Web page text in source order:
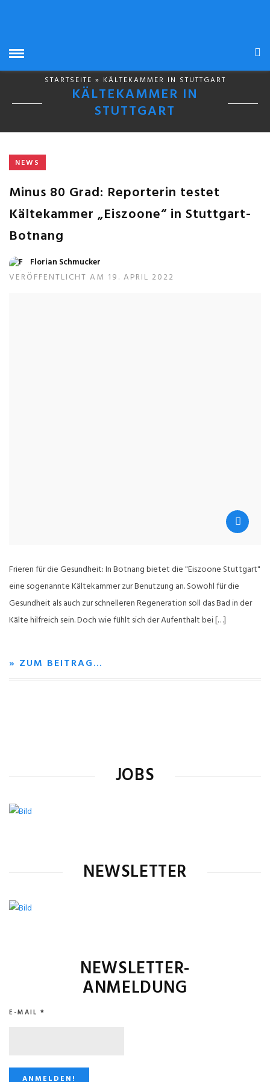
STARTSEITE » KÄLTEKAMMER IN STUTTGART
KÄLTEKAMMER IN
STUTTGART
NEWS
Minus 80 Grad: Reporterin testet
Kältekammer „Eiszoone“ in Stuttgart-
Botnang
Florian Schmucker
VERÖFFENTLICHT AM 19. APRIL 2022
Frieren für die Gesundheit: In Botnang bietet die "Eiszoone Stuttgart"
eine sogenannte Kältekammer zur Benutzung an. Sowohl für die
Gesundheit als auch zur schnelleren Regeneration soll das Bad in der
Kälte hilfreich sein. Doch wie fühlt sich der Aufenthalt bei […]
» ZUM BEITRAG…
JOBS
NEWSLETTER
NEWSLETTER-
ANMELDUNG
E-MAIL *